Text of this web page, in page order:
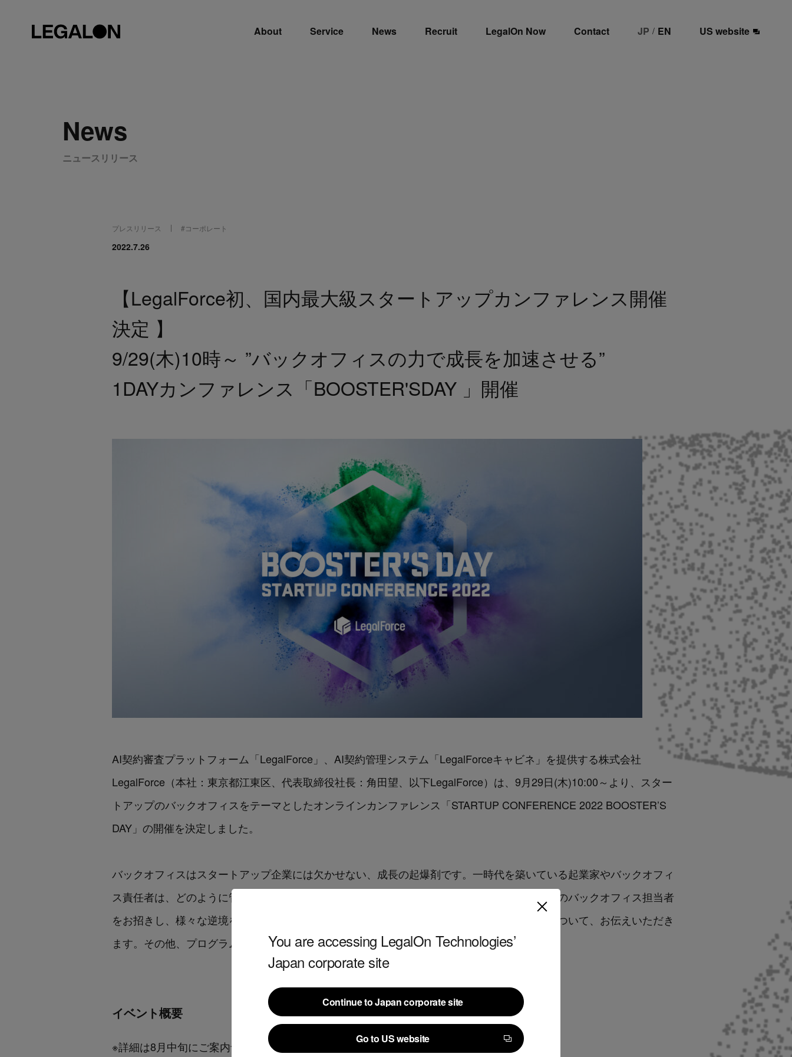
About Service News Recruit LegalOn Now Contact JP / EN US website
You are accessing LegalOn Technologies’
Japan corporate site
Continue to Japan corporate site
Continue to Japan corporate site
Go to US website
News
ニュースリリース
プレスリリース #コーポレート
2022.7.26
【LegalForce初、国内最大級スタートアップカンファレンス開催
決定 】
9/29(木)10時～ ”バックオフィスの力で成長を加速させる”
1DAYカンファレンス「BOOSTER'SDAY 」開催
AI契約審査プラットフォーム「LegalForce」、AI契約管理システム「LegalForceキャビネ」を提供する株式会社
LegalForce（本社：東京都江東区、代表取締役社長：角田望、以下LegalForce）は、9月29日(木)10:00～より、スター
トアップのバックオフィスをテーマとしたオンラインカンファレンス「STARTUP CONFERENCE 2022 BOOSTER’S
DAY 」の開催を決定しました。
バックオフィスはスタートアップ企業には欠かせない、成長の起爆剤です。一時代を築いている起業家やバックオフィ
ス責任者は、どのように管理部門を捉え成長の礎として創り上げたのか。多様な企業フェーズのバックオフィス担当者
をお招きし、様々な逆境を乗り越え、継続的な成長を実現するバックオフィスの在り方などについて、お伝えいただき
ます。その他、プログラムや登壇者などの詳細については、8月中旬に公開予定です。
イベント概要
※詳細は8月中旬にご案内予定